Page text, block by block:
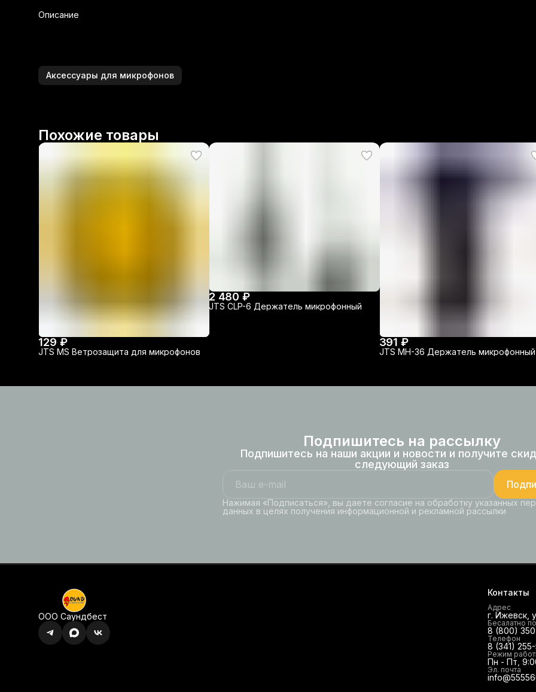
Описание
Аксессуары для микрофонов
Похожие товары
129 ₽
JTS MS Ветрозащита для микрофонов
2 480 ₽
JTS CLP-6 Держатель микрофонный
391 ₽
JTS MH-36 Держатель микрофонный
Подпишитесь на рассылку
Подпишитесь на наши акции и новости и получите
следующий заказ
Нажимая «Подписаться», вы даете согласие на обработку указанных
данных в целях получения информационной и рекламной рассылки
ООО Саундбест
Контакты
Адрес
г. Ижевск,
Бесалатно
8 (800)
Телефон
8 (341)
Режим
Пн - Пт,
Эл. почта